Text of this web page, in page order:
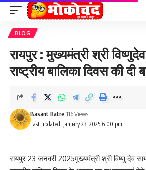
BLOG
रायपुर : मुख्यमंत्री श्री
राष्ट्रीय बालिका दिवस की दी
Last updated: January 23, 2025 6:00 pm
Basant Ratre 116 Views
रायपुर 23 जनवरी 2025मुख्यमंत्री श्री विष्णु देव